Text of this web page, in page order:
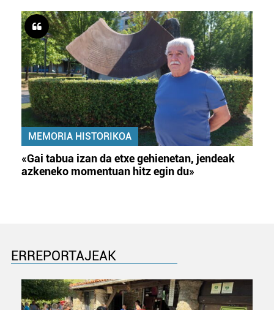
MEMORIA HISTORIKOA
«Gai tabua izan da etxe gehienetan, jendeak
azkeneko momentuan hitz egin du»
ERREPORTAJEAK